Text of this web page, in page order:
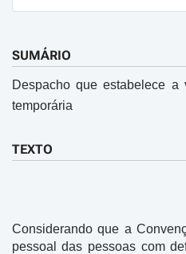
SUMÁRIO
Despacho que estabelece
temporária
TEXTO
Considerando que a
pessoal das pessoas com